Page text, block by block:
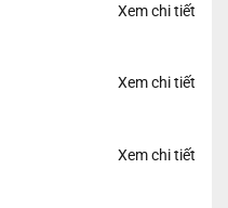
Xem chi tiết
Xem chi tiết
Xem chi tiết